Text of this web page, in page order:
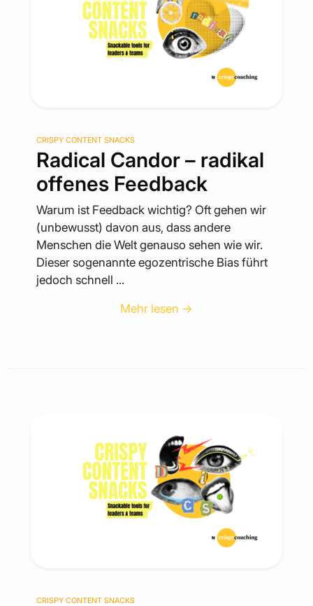
CRISPY CONTENT SNACKS
Radical Candor – radikal
offenes Feedback
Warum ist Feedback wichtig? Oft gehen wir
(unbewusst) davon aus, dass andere
Menschen die Welt genauso sehen wie wir.
Dieser sogenannte egozentrische Bias führt
jedoch schnell ...
Mehr lesen →
CRISPY CONTENT SNACKS